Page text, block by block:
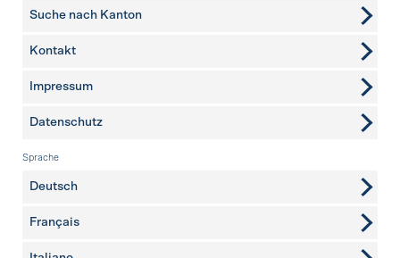
Suche nach Kanton
weitere Seiten
Kontakt
Impressum
Datenschutz
Sprache
Deutsch
Français